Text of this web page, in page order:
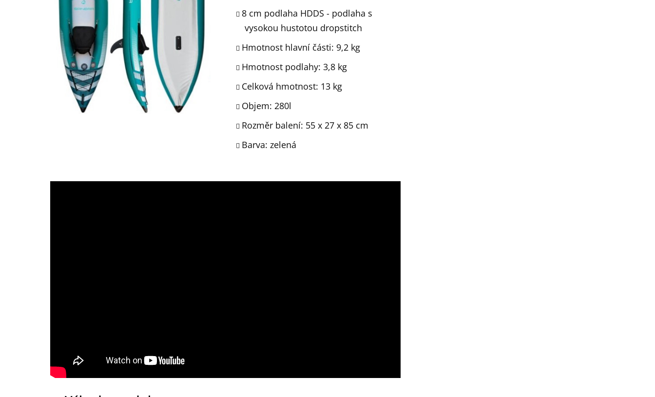
8 cm podlaha HDDS - podlaha s
vysokou hustotou dropstitch
Hmotnost hlavní části: 9,2 kg
Hmotnost podlahy: 3,8 kg
Celková hmotnost: 13 kg
Objem: 280l
Rozměr balení: 55 x 27 x 85 cm
Barva: zelená